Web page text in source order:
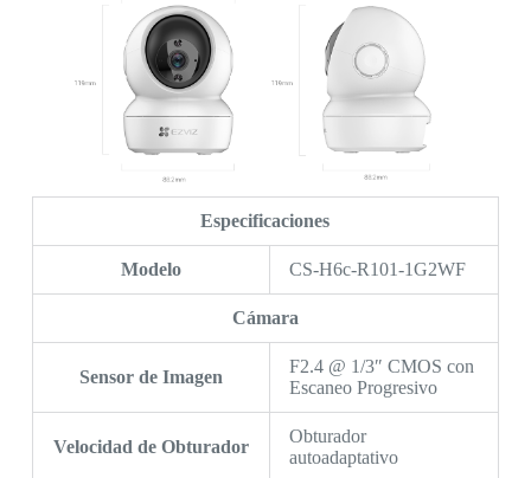
Especificaciones
Modelo CS-H6c-R101-1G2WF
Cámara
Sensor de Imagen
F2.4 @ 1/3″ CMOS con
Escaneo Progresivo
Velocidad de Obturador
Obturador
autoadaptativo